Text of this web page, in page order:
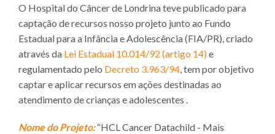
O Hospital do Câncer de Londrina teve publicado para
captação de recursos nosso projeto junto ao Fundo
Estadual para a Infância e Adolescência (FIA/PR), criado
através da Lei Estadual 10.014/92 (artigo 14)e
regulamentado pelo Decreto 3.963/94, tem por objetivo
captar e aplicar recursos em ações destinadas ao
atendimento de crianças e adolescentes .
Nome do Projeto:“HCL Cancer Datachild - Mais